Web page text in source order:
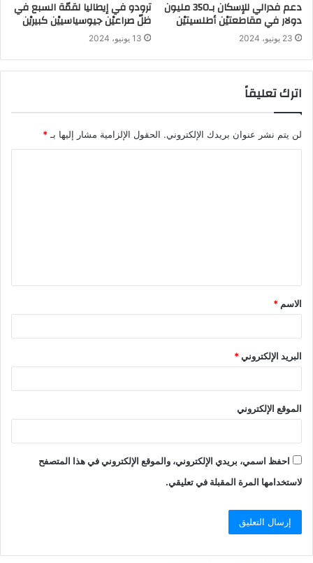
دعم فدرالي للإسكان بـ350 مليون
دولار في مقاطعتيْن أطلسيتيْن
23 يونيو، 2024
ترودو في إيطاليا لقمّة السبع في
ظلّ صراعيْن جيوسياسييْن كبيريْن
13 يونيو، 2024
اترك تعليقاً
لن يتم نشر عنوان بريدك الإلكتروني. الحقول الإلزامية مشار إليها بـ *
الاسم *
البريد الإلكتروني*
الموقع الإلكتروني
احفظ اسمي، بريدي الإلكتروني، والموقع الإلكتروني في هذا المتصفح
لاستخدامها المرة المقبلة في تعليقي.